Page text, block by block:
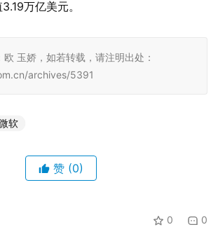
万亿美元。
欧 玉娇，如若转载，请注明出处：
archives/5391
软
赞 (0)
0 0